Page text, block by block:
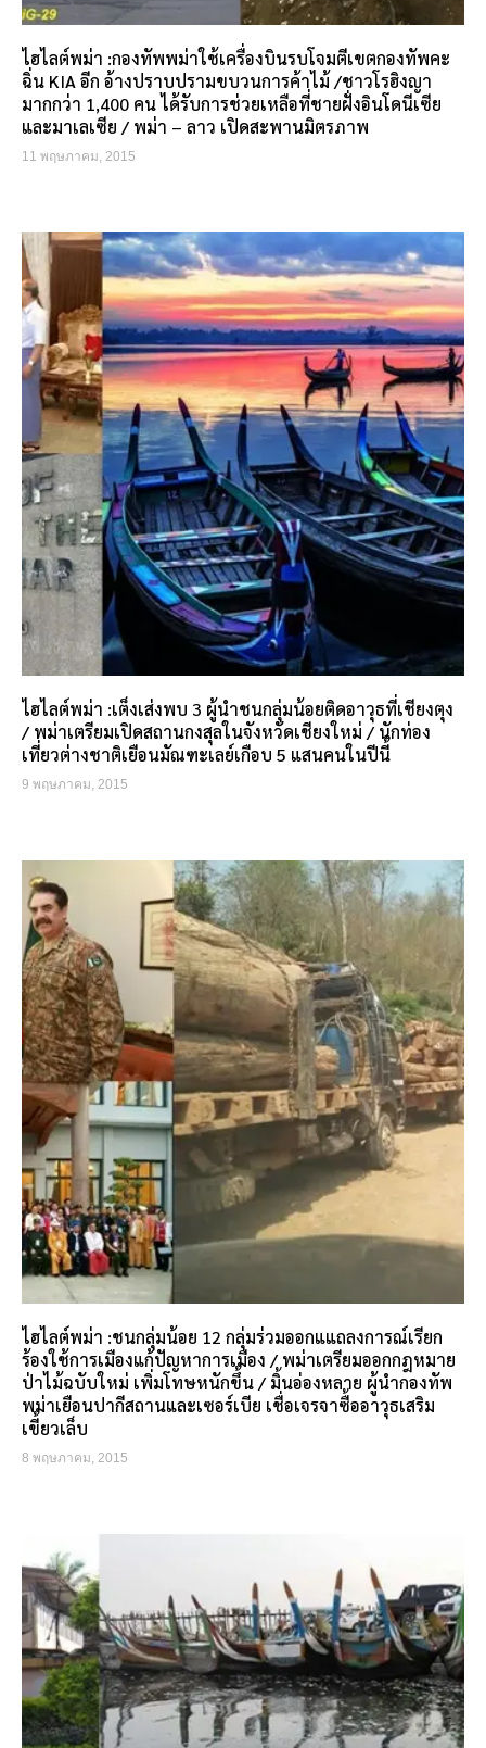
ไฮไลต์พม่า :กองทัพพม่าใช้เครื่องบินรบโจมตีเขตกองทัพคะ
ฉิ่น KIA อีก อ้างปราบปรามขบวนการค้าไม้ /ชาวโรฮิงญา
มากกว่า 1,400 คน ได้รับการช่วยเหลือที่ชายฝั่งอินโดนีเซีย
และมาเลเซีย / พม่า – ลาว เปิดสะพานมิตรภาพ
11 พฤษภาคม, 2015
ไฮไลต์พม่า :เต็งเส่งพบ 3 ผู้นำชนกลุ่มน้อยติดอาวุธที่เชียงตุง
/ พม่าเตรียมเปิดสถานกงสุลในจังหวัดเชียงใหม่ / นักท่อง
เที่ยวต่างชาติเยือนมัณฑะเลย์เกือบ 5 แสนคนในปีนี้
9 พฤษภาคม, 2015
ไฮไลต์พม่า :ชนกลุ่มน้อย 12 กลุ่มร่วมออกแแถลงการณ์เรียก
ร้องใช้การเมืองแก้ปัญหาการเมือง / พม่าเตรียมออกกฎหมาย
ป่าไม้ฉบับใหม่ เพิ่มโทษหนักขึ้น / มิ้นอ่องหลาย ผู้นำกองทัพ
พม่าเยือนปากีสถานและเซอร์เบีย เชื่อเจรจาซื้ออาวุธเสริม
เขี้ยวเล็บ
8 พฤษภาคม, 2015